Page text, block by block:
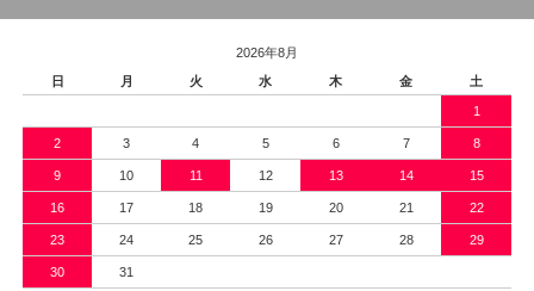
2026年8月
日
月 火 水 木 金 土
1
2 3 4 5 6 7 8
9 10 11 12 13 14 15
16 17 18 19 20 21 22
23 24 25 26 27 28 29
30 31